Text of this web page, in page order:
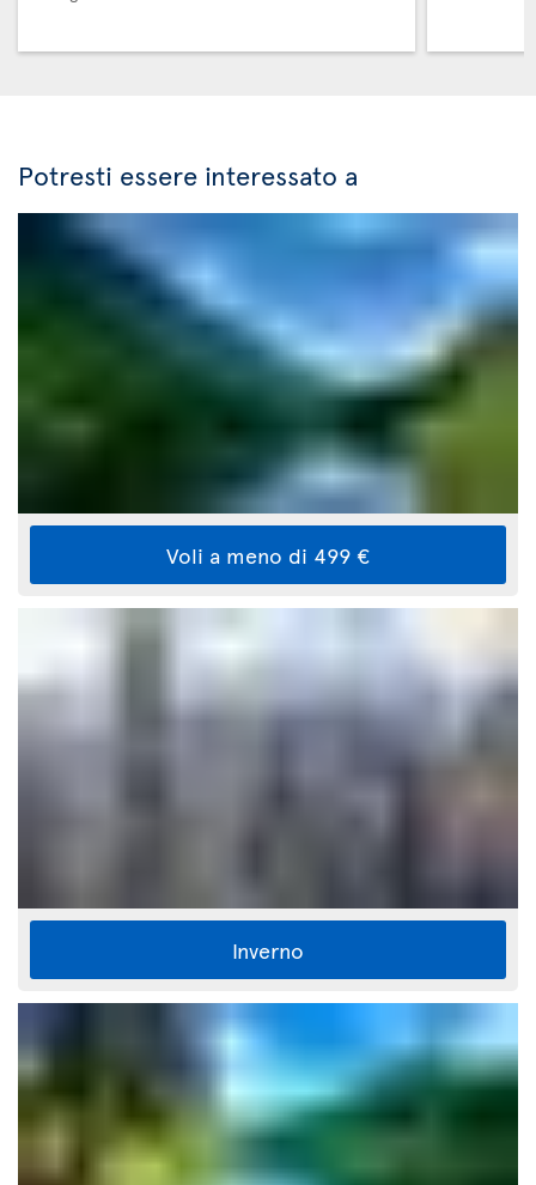
Potresti essere interessato a
Voli a meno di 499 €
Inverno